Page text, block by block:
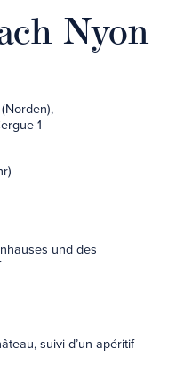
Nyon
1
und des
suivi d’un apéritif